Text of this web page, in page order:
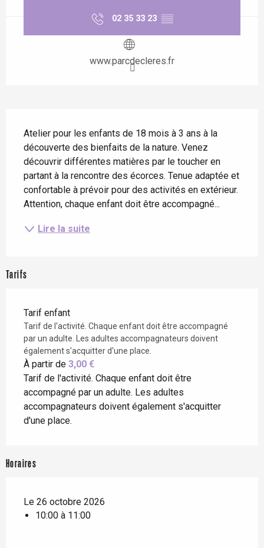
02 35 33 23 ▒▒
www.parcdecleres.fr
Atelier pour les enfants de 18 mois à 3 ans à la
découverte des bienfaits de la nature. Venez
découvrir différentes matières par le toucher en
partant à la rencontre des écorces. Tenue adaptée et
confortable à prévoir pour des activités en extérieur.
Attention, chaque enfant doit être accompagné...
Lire la suite
Tarifs
Tarif enfant
Tarif de l'activité. Chaque enfant doit être accompagné
par un adulte. Les adultes accompagnateurs doivent
également s'acquitter d'une place.
À partir de 3,00 €
Tarif de l'activité. Chaque enfant doit être
accompagné par un adulte. Les adultes
accompagnateurs doivent également s'acquitter
d'une place.
Horaires
Le 26 octobre 2026
10:00 à 11:00